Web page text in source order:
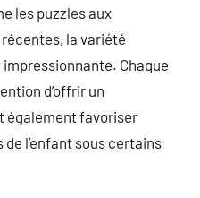
les puzzles aux
la variété
Chaque
d’offrir un
également favoriser
l’enfant sous certains